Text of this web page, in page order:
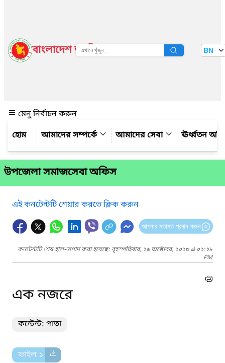
বাংলাদেশ জাতীয় তথ্য বাতায়ন BN
মেনু নির্বাচন করুন
আমাদের সম্পর্কে
আমাদের সেবা ঊর্ধ্বতন
উপজেলা সমাজসেবা অফিস
এই কনটেন্টটি শেয়ার করতে ক্লিক করুন
আপনার মতামত প্রদান করুন
কনটেন্টটি শেষ হাল-নাগাদ করা হয়েছে: বৃহস্পতিবার, ২৬ অক্টোবর, ২০২৩ এ ০২:২৮
PM
এক নজরে
কন্টেন্ট: পাতা
ফাইল ১